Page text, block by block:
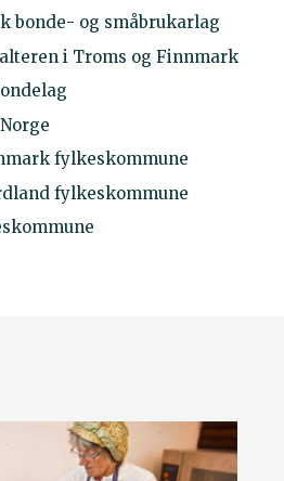
bonde- og småbrukarlag
i Troms og Finnmark
fylkeskommune
fylkeskommune